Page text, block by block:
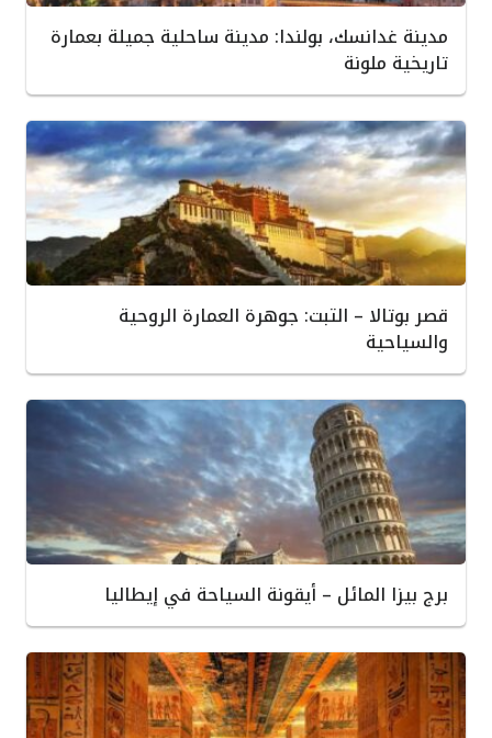
مدينة غدانسك، بولندا: مدينة ساحلية جميلة بعمارة
تاريخية ملونة
قصر بوتالا – التبت: جوهرة العمارة الروحية
والسياحية
برج بيزا المائل – أيقونة السياحة في إيطاليا